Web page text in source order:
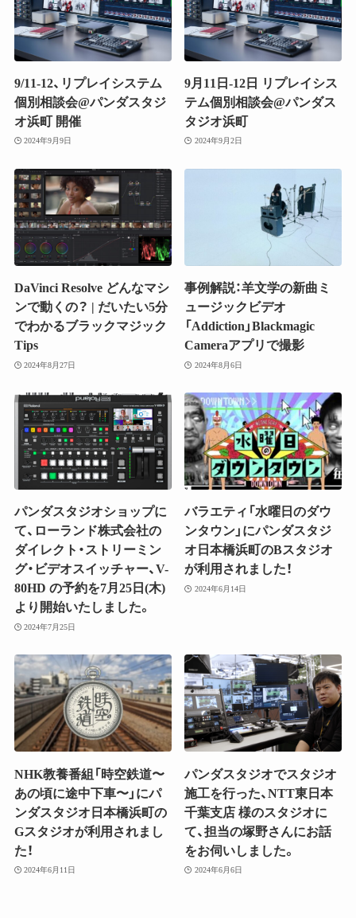
9/11-12、リプレイシステム
個別相談会@パンダスタジ
オ浜町 開催
2024年9月9日
9月11日-12日 リプレイシス
テム個別相談会@パンダス
タジオ浜町
2024年9月2日
DaVinci Resolve どんなマシ
ンで動くの？ | だいたい5分
でわかるブラックマジック
Tips
2024年8月27日
事例解説：羊文学の新曲ミ
ュージックビデオ
「Addiction」Blackmagic
Cameraアプリで撮影
2024年8月6日
パンダスタジオショップに
て、ローランド株式会社の
ダイレクト・ストリーミン
グ・ビデオスイッチャー、V-
80HD の予約を7月25日(木)
より開始いたしました。
2024年7月25日
バラエティ「水曜日のダウ
ンタウン」にパンダスタジ
オ日本橋浜町のBスタジオ
が利用されました！
2024年6月14日
NHK教養番組「時空鉄道〜
あの頃に途中下車〜」にパ
ンダスタジオ日本橋浜町の
Gスタジオが利用されまし
た！
2024年6月11日
パンダスタジオでスタジオ
施工を行った、NTT東日本
千葉支店 様のスタジオに
て、担当の塚野さんにお話
をお伺いしました。
2024年6月6日